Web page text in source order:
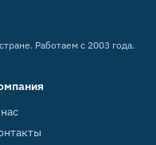
Работаем с 2003 года.